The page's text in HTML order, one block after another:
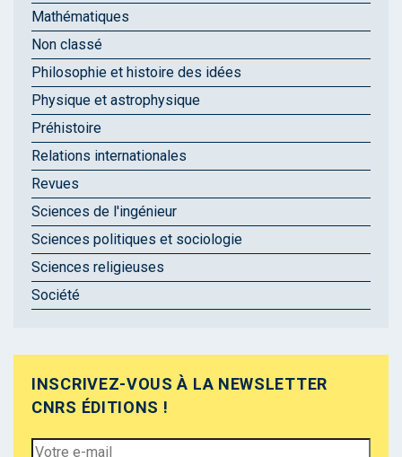
Mathématiques
Non classé
Philosophie et histoire des idées
Physique et astrophysique
Préhistoire
Relations internationales
Revues
Sciences de l'ingénieur
Sciences politiques et sociologie
Sciences religieuses
Société
INSCRIVEZ-VOUS À LA NEWSLETTER
CNRS ÉDITIONS !